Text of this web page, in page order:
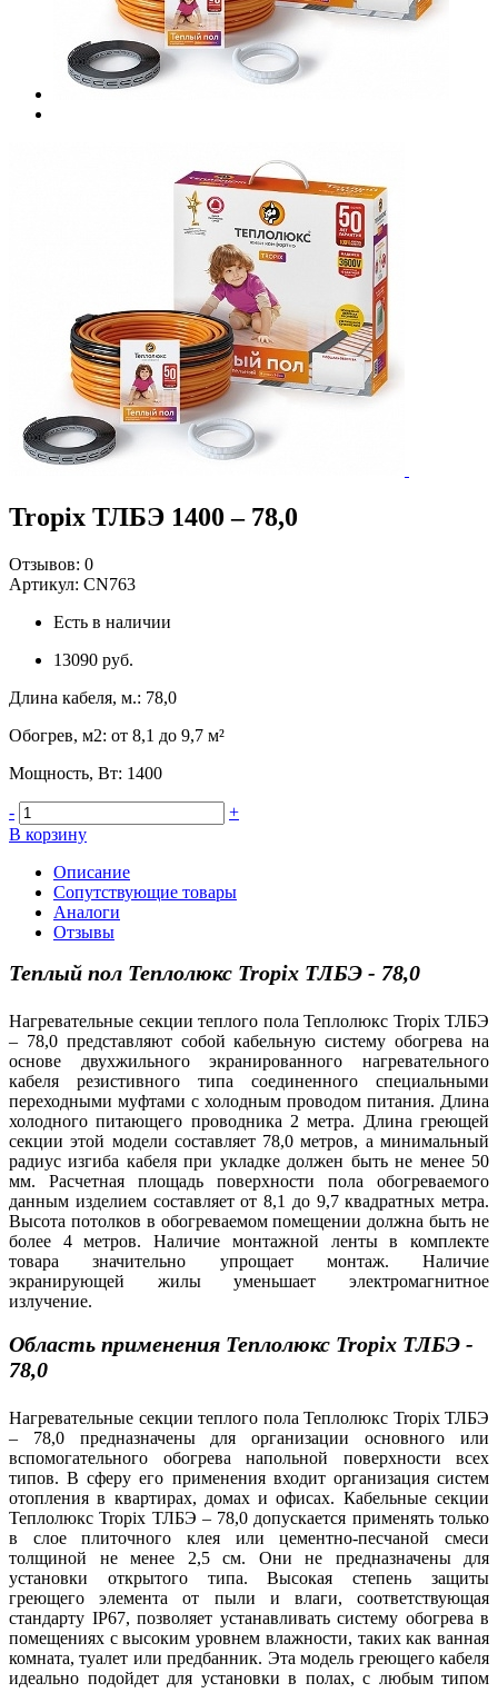
Tropix ТЛБЭ 1400 – 78,0
Отзывов: 0
Артикул: CN763
Есть в наличии
13090 руб.
Длина кабеля, м.: 78,0
Обогрев, м2: от 8,1 до 9,7 м²
Мощность, Вт: 1400
-
+
В корзину
Описание
Сопутствующие товары
Аналоги
Отзывы
Теплый пол Теплолюкс Tropix ТЛБЭ - 78,0
Нагревательные секции теплого пола Теплолюкс Tropix ТЛБЭ
– 78,0 представляют собой кабельную систему обогрева на
основе двухжильного экранированного нагревательного
кабеля резистивного типа соединенного специальными
переходными муфтами с холодным проводом питания. Длина
холодного питающего проводника 2 метра. Длина греющей
секции этой модели составляет 78,0 метров, а минимальный
радиус изгиба кабеля при укладке должен быть не менее 50
мм. Расчетная площадь поверхности пола обогреваемого
данным изделием составляет от 8,1 до 9,7 квадратных метра.
Высота потолков в обогреваемом помещении должна быть не
более 4 метров. Наличие монтажной ленты в комплекте
товара значительно упрощает монтаж. Наличие
экранирующей жилы уменьшает электромагнитное
излучение.
Область применения Теплолюкс Tropix ТЛБЭ -
78,0
Нагревательные секции теплого пола Теплолюкс Tropix ТЛБЭ
– 78,0 предназначены для организации основного или
вспомогательного обогрева напольной поверхности всех
типов. В сферу его применения входит организация систем
отопления в квартирах, домах и офисах. Кабельные секции
Теплолюкс Tropix ТЛБЭ – 78,0 допускается применять только
в слое плиточного клея или цементно-песчаной смеси
толщиной не менее 2,5 см. Они не предназначены для
установки открытого типа. Высокая степень защиты
греющего элемента от пыли и влаги, соответствующая
стандарту IP67, позволяет устанавливать систему обогрева в
помещениях с высоким уровнем влажности, таких как ванная
комната, туалет или предбанник. Эта модель греющего кабеля
идеально подойдет для установки в полах, с любым типом